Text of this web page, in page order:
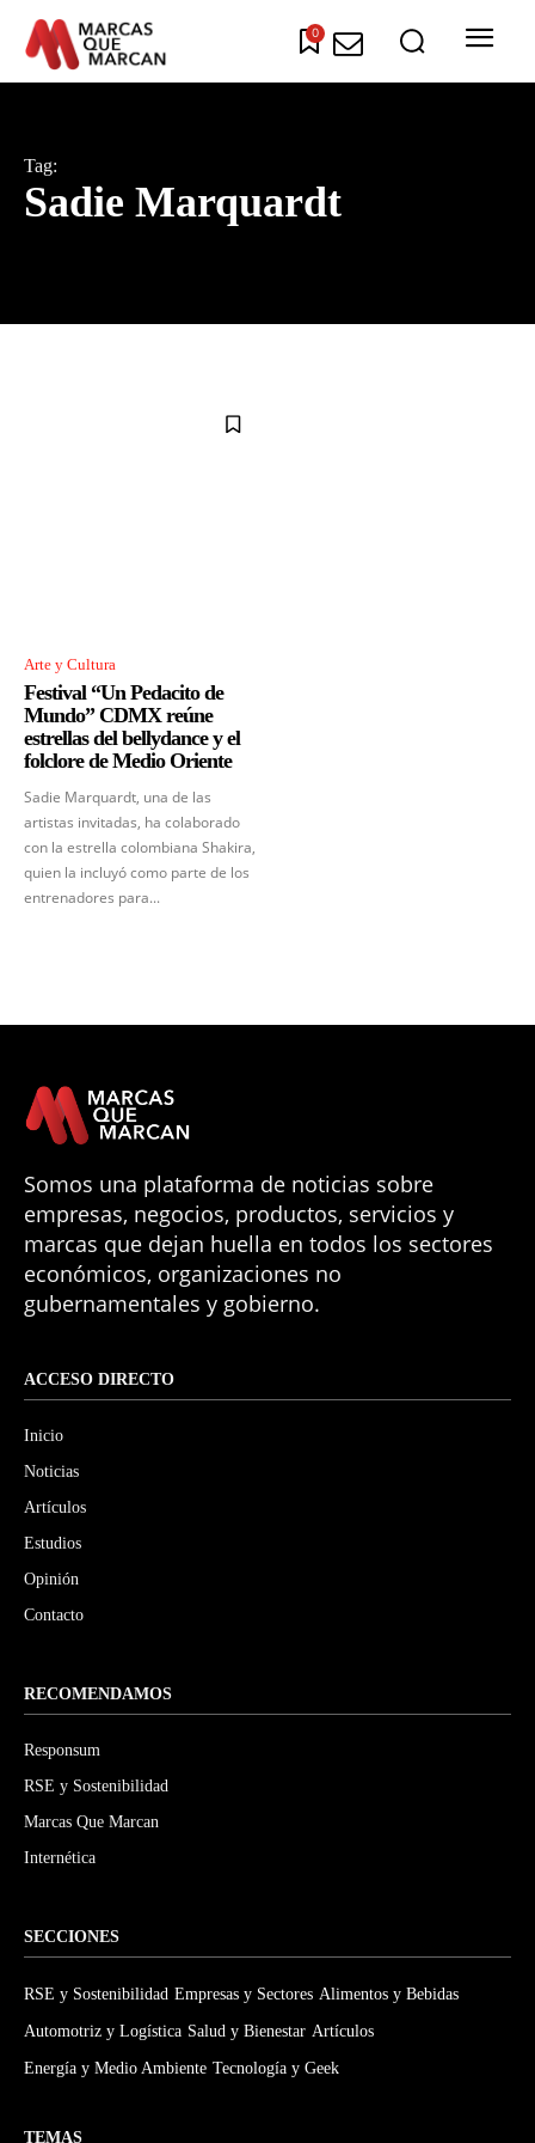
0
Tag:
Sadie Marquardt
Arte y Cultura
Festival “Un Pedacito de
Mundo” CDMX reúne
estrellas del bellydance y el
folclore de Medio Oriente
Sadie Marquardt, una de las
artistas invitadas, ha colaborado
con la estrella colombiana Shakira,
quien la incluyó como parte de los
entrenadores para...
Somos una plataforma de noticias sobre
empresas, negocios, productos, servicios y
marcas que dejan huella en todos los sectores
económicos, organizaciones no
gubernamentales y gobierno.
ACCESO DIRECTO
Inicio
Noticias
Artículos
Estudios
Opinión
Contacto
RECOMENDAMOS
Responsum
RSE y Sostenibilidad
Marcas Que Marcan
Internética
SECCIONES
RSE y Sostenibilidad Empresas y Sectores Alimentos y Bebidas
Automotriz y Logística Salud y Bienestar Artículos
Energía y Medio Ambiente Tecnología y Geek
TEMAS